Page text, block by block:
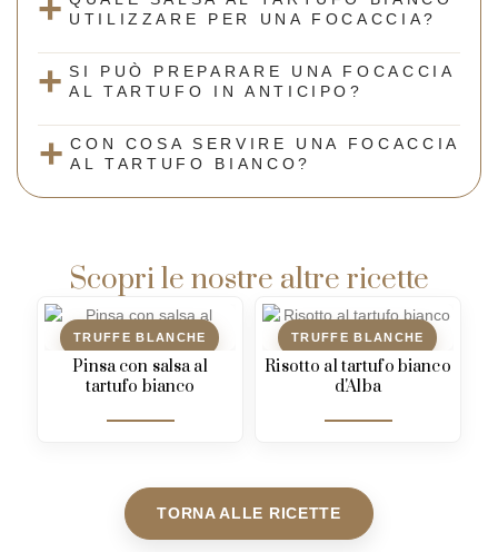
UTILIZZARE PER UNA FOCACCIA?
SI PUÒ PREPARARE UNA FOCACCIA
AL TARTUFO IN ANTICIPO?
CON COSA SERVIRE UNA FOCACCIA
AL TARTUFO BIANCO?
Scopri le nostre altre ricette
TRUFFE BLANCHE
Pinsa con salsa al
tartufo bianco
TRUFFE BLANCHE
Risotto al tartufo bianco
d'Alba
TORNA ALLE RICETTE